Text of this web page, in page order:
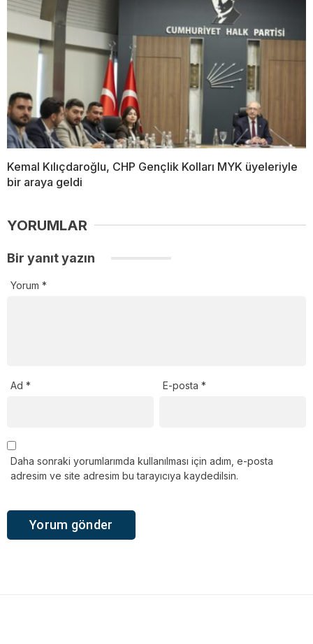
Kemal Kılıçdaroğlu, CHP Gençlik Kolları MYK üyeleriyle
bir araya geldi
YORUMLAR
Bir yanıt yazın
Yorum *
Ad * E-posta*
Daha sonraki yorumlarımda kullanılması için adım, e-posta
adresim ve site adresim bu tarayıcıya kaydedilsin.